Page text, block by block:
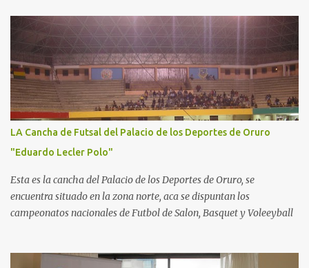
LA Cancha de Futsal del Palacio de los Deportes de Oruro
"Eduardo Lecler Polo"
Esta es la cancha del Palacio de los Deportes de Oruro, se
encuentra situado en la zona norte, aca se dispuntan los
campeonatos nacionales de Futbol de Salon, Basquet y Voleeyball